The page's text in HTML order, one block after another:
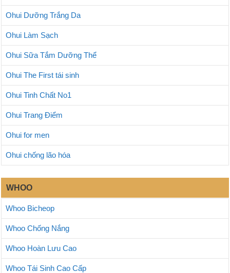
Ohui Dưỡng Trắng Da
Ohui Làm Sạch
Ohui Sữa Tắm Dưỡng Thể
Ohui The First tái sinh
Ohui Tinh Chất No1
Ohui Trang Điểm
Ohui for men
Ohui chống lão hóa
WHOO
Whoo Bicheop
Whoo Chống Nắng
Whoo Hoàn Lưu Cao
Whoo Tái Sinh Cao Cấp